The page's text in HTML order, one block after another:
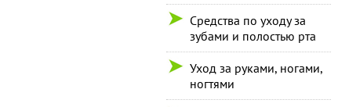
Средства по уходу за
зубами и полостью рта
Уход за руками, ногами,
ногтями